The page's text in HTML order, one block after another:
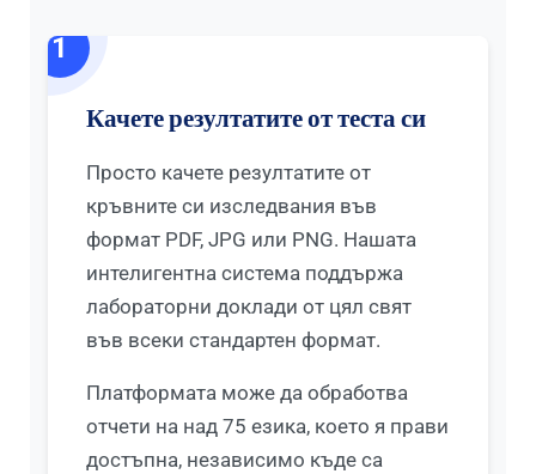
1
Качете резултатите от теста си
Просто качете резултатите от
кръвните си изследвания във
формат PDF, JPG или PNG. Нашата
интелигентна система поддържа
лабораторни доклади от цял свят
във всеки стандартен формат.
Платформата може да обработва
отчети на над 75 езика, което я прави
достъпна, независимо къде са